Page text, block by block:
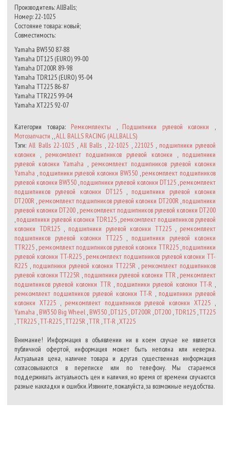
Производитель: AllBalls;
Номер: 22-1025
Состояние товара: новый;
Совместимость:
Yamaha BW350 87-88
Yamaha DT125 (EURO) 99-00
Yamaha DT200R 89-98
Yamaha TDR125 (EURO) 93-04
Yamaha TT225 86-87
Yamaha TTR225 99-04
Yamaha XT225 92-07
Категории товара: Ремкомплекты , Подшипники рулевой колонки ,
Мотозапчасти , ,ALL BALLS RACING (ALLBALLS)
Тэги:All Balls 22-1025 , All Balls ,22-1025 , 221025, подшипники рулевой
колонки , ремкомплект подшипников рулевой колонки , подшипники
рулевой колонки Yamaha , ремкомплект подшипников рулевой колонки
Yamaha , подшипники рулевой колонки BW350,ремкомплект подшипников
рулевой колонки BW350 ,подшипники рулевой колонки DT125 ,ремкомплект
подшипников рулевой колонки DT125, подшипники рулевой колонки
DT200R , ремкомплект подшипников рулевой колонки DT200R,подшипники
рулевой колонки DT200 , ремкомплект подшипников рулевой колонки DT200
,подшипники рулевой колонки TDR125 ,ремкомплект подшипников рулевой
колонки TDR125, подшипники рулевой колонки TT225, ремкомплект
подшипников рулевой колонки TT225, подшипники рулевой колонки
TTR225 , ремкомплект подшипников рулевой колонки TTR225,подшипники
рулевой колонки TT-R225, ремкомплект подшипников рулевой колонки TT-
R225 , подшипники рулевой колонки TT225R , ремкомплект подшипников
рулевой колонки TT225R , подшипники рулевой колонки TTR, ремкомплект
подшипников рулевой колонки TTR, подшипники рулевой колонки TT-R,
ремкомплект подшипников рулевой колонки TT-R , подшипники рулевой
колонки XT225, ремкомплект подшипников рулевой колонки XT225 ,
Yamaha , BW350 Big Wheel , BW350,DT125 , DT200R,DT200 ,TDR125,TT225
,TTR225 ,TT-R225 ,TT225R ,TTR ,TT-R ,XT225
Внимание! Информация в объявлении ни в коем случае не является
публичной офертой, информация может быть неполна или неверна.
Актуальная цена, наличие товара и другая существенная информация
согласовываются в переписке или по телефону. Мы стараемся
поддерживать актуальность цен и наличия, но время от времени случаются
разные накладки и ошибки. Извините, пожалуйста, за возможные неудобства.